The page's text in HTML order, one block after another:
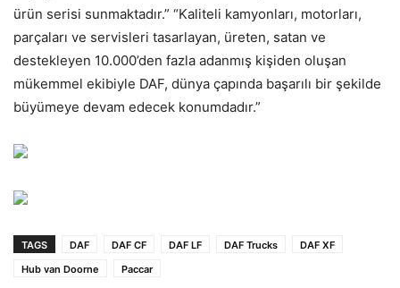
ürün serisi sunmaktadır.” “Kaliteli kamyonları, motorları,
parçaları ve servisleri tasarlayan, üreten, satan ve
destekleyen 10.000’den fazla adanmış kişiden oluşan
mükemmel ekibiyle DAF, dünya çapında başarılı bir şekilde
büyümeye devam edecek konumdadır.”
TAGS DAF DAF CF DAF LF DAF Trucks
DAF XF
Hub van Doorne
Paccar